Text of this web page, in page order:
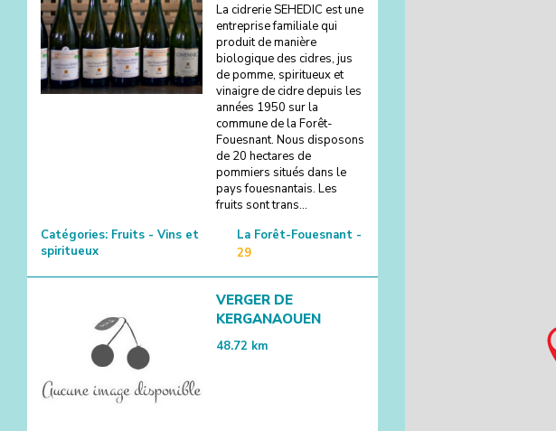
La cidrerie SEHEDIC est une
entreprise familiale qui
produit de manière
biologique des cidres, jus
de pomme, spiritueux et
vinaigre de cidre depuis les
années 1950 sur la
commune de la Forêt-
Fouesnant. Nous disposons
de 20 hectares de
pommiers situés dans le
pays fouesnantais. Les
fruits sont trans...
Catégories: Fruits - Vins et
spiritueux
La Forêt-Fouesnant -
29
VERGER DE
KERGANAOUEN
48.72 km